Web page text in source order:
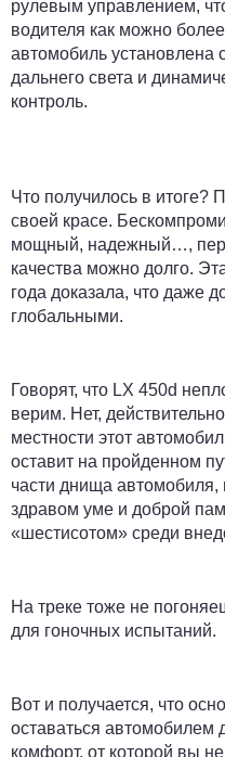
рулевым управлением,
водителя как можно
автомобиль установлена
дальнего света и
контроль.
Что получилось в итоге?
своей красе.
мощный, надежный…,
качества можно долго.
года доказала, что даже
глобальными.
Говорят, что LX 450d
верим. Нет,
местности этот
оставит на пройденном
части днища автомобиля,
здравом уме и доброй
«шестисотом» среди
На треке тоже не
для гоночных испытаний.
Вот и получается, что
оставаться автомобилем
комфорт, от которой вы